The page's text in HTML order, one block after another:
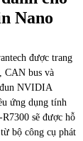
Nano
được trang
CAN bus và
NVIDIA
ứng dụng tính
sẽ được hỗ
bộ công cụ phát